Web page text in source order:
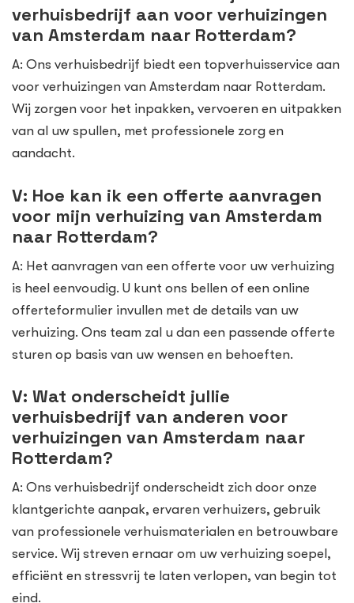
verhuisbedrijf aan voor verhuizingen
van Amsterdam naar Rotterdam?
A: Ons verhuisbedrijf biedt een topverhuisservice aan
voor verhuizingen van Amsterdam naar Rotterdam.
Wij zorgen voor het inpakken, vervoeren en uitpakken
van al uw spullen, met professionele zorg en
aandacht.
V: Hoe kan ik een offerte aanvragen
voor mijn verhuizing van Amsterdam
naar Rotterdam?
A: Het aanvragen van een offerte voor uw verhuizing
is heel eenvoudig. U kunt ons bellen of een online
offerteformulier invullen met de details van uw
verhuizing. Ons team zal u dan een passende offerte
sturen op basis van uw wensen en behoeften.
V: Wat onderscheidt jullie
verhuisbedrijf van anderen voor
verhuizingen van Amsterdam naar
Rotterdam?
A: Ons verhuisbedrijf onderscheidt zich door onze
klantgerichte aanpak, ervaren verhuizers, gebruik
van professionele verhuismaterialen en betrouwbare
service. Wij streven ernaar om uw verhuizing soepel,
efficiënt en stressvrij te laten verlopen, van begin tot
eind.